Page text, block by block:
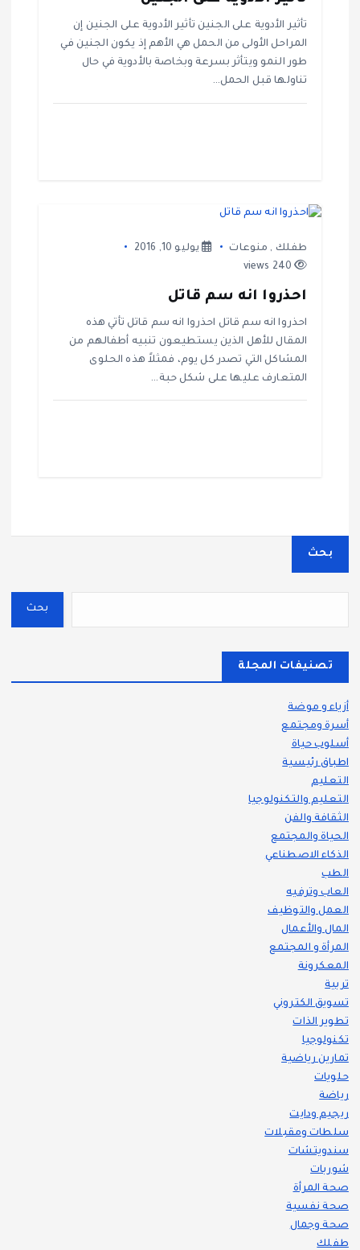
تأثير الأدوية على الجنين تأثير الأدوية على الجنين إن
المراحل الأولى من الحمل هي الأهم إذ يكون الجنين في
طور النمو ويتأثر بسرعة وبخاصة بالأدوية في حال
تناولها قبل الحمل…
طفلك , منوعات
يوليو 10, 2016
240 views
احذروا انه سم قاتل
احذروا انه سم قاتل احذروا انه سم قاتل تأتي هذه
المقال للأهل الذين يستطيعون تنبيه أطفالهم من
المشاكل التي تصدر كل يوم، فمثلاً هذه الحلوى
المتعارف عليها على شكل حبة…
بحث
بحث
تصنيفات المجلة
أزياء و موضة
أسرة ومجتمع
أسلوب حياة
اطباق رئيسية
التعليم
التعليم والتكنولوجيا
الثقافة والفن
الحياة والمجتمع
الذكاء الاصطناعي
الطب
العاب وترفيه
العمل والتوظيف
المال والأعمال
المرأة و المجتمع
المعكرونة
تربية
تسويق الكتروني
تطوير الذات
تكنولوجيا
تمارين رياضية
حلويات
رياضة
ريجيم ودايت
سلطات ومقبلات
سندويتشات
شوربات
صحة المرأة
صحة نفسية
صحة وجمال
طفلك